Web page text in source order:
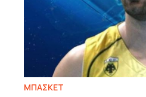
ΜΠΑΣΚΕΤ